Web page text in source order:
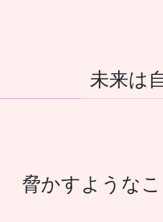
未来は
脅かすような